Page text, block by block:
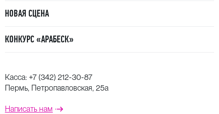
НОВАЯ СЦЕНА
КОНКУРС «АРАБЕСК»
Касса: +7 (342) 212-30-87
Пермь, Петропавловская, 25а
Написать нам